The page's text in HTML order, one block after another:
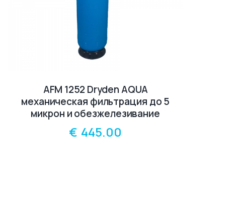
AFM 1252 Dryden AQUA
механическая фильтрация до 5
микрон и обезжелезивание
€ 445.00